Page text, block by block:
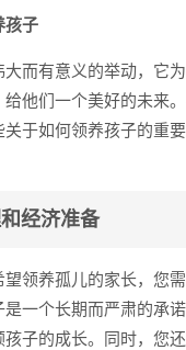
孩子
而有意义的举动，它
他们一个美好的未来。
于如何领养孩子的重
经济准备
领养孤儿的家长，您
一个长期而严肃的承
孩子的成长。同时，您